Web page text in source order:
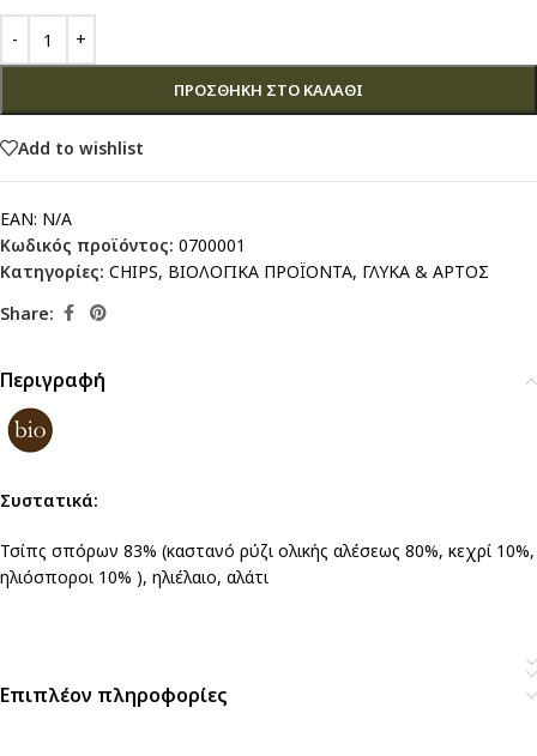
ΠΡΟΣΘΉΚΗ ΣΤΟ ΚΑΛΆΘΙ
Add to wishlist
EAN: N/A
Κωδικός προϊόντος: 0700001
Κατηγορίες: CHIPS, ΒΙΟΛΟΓΙΚΑ ΠΡΟΪΟΝΤΑ, ΓΛΥΚΑ & ΑΡΤΟΣ
Share:
Περιγραφή
Συστατικά:
Τσίπς σπόρων 83% (καστανό ρύζι ολικής αλέσεως 80%, κεχρί 10%,
ηλιόσποροι 10% ), ηλιέλαιο, αλάτι
Επιπλέον πληροφορίες